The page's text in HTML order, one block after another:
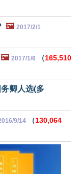
🖼️ 2017/2/1
🖼️ 2017/1/6 （165,510
卿人选(多
9/14 （130,064